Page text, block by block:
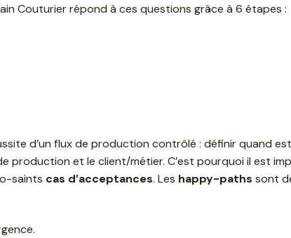
Couturier répond à ces questions grâce à 6 étapes :
d’un flux de production contrôlé : définir quand
production et le client/métier. C’est pourquoi il est
saints cas d’acceptances. Les happy-paths sont